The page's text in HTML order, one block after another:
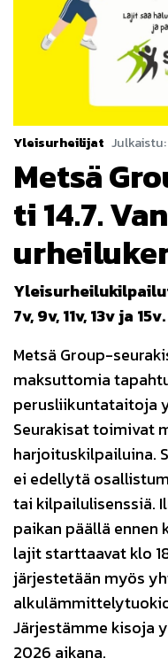
Yleisurheilijat Julkaistu:
Metsä
ti 14.7.
7v, 9v, 11v, 13v ja 15v.
Metsä Group-
maksuttomia
perusliikuntataitoja
Seurakisat toimivat
harjoituskilpailuina.
ei edellytä
tai kilpailulisenssiä.
paikan päällä
lajit starttaavat klo
järjestetään myös
Järjestämme kisoja
2026 aikana.